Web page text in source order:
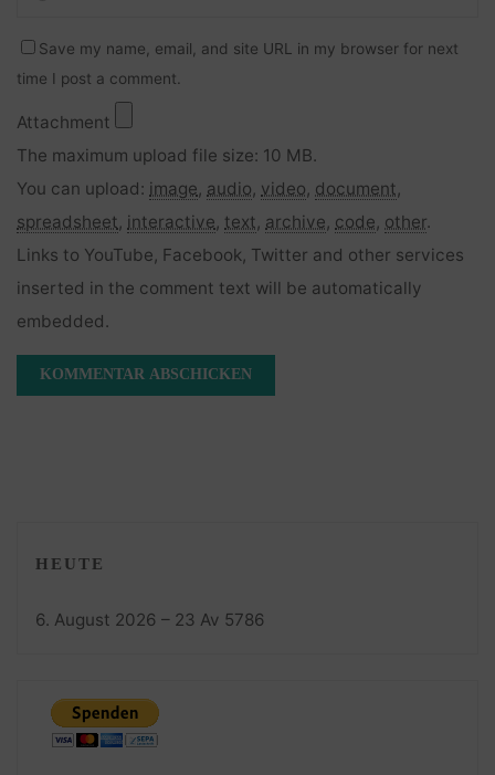
Save my name, email, and site URL in my browser for next
time I post a comment.
Attachment
The maximum upload file size: 10 MB.
You can upload: image, audio, video, document,
spreadsheet, interactive, text, archive, code, other.
Links to YouTube, Facebook, Twitter and other services
inserted in the comment text will be automatically
embedded.
HEUTE
6. August 2026 – 23 Av 5786